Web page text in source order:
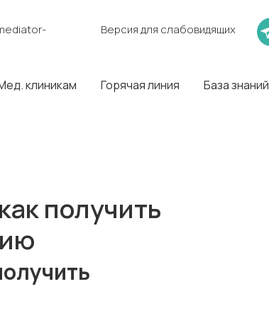
Версия для слабовидящих
клиникам Горячая линия База знаний
получить